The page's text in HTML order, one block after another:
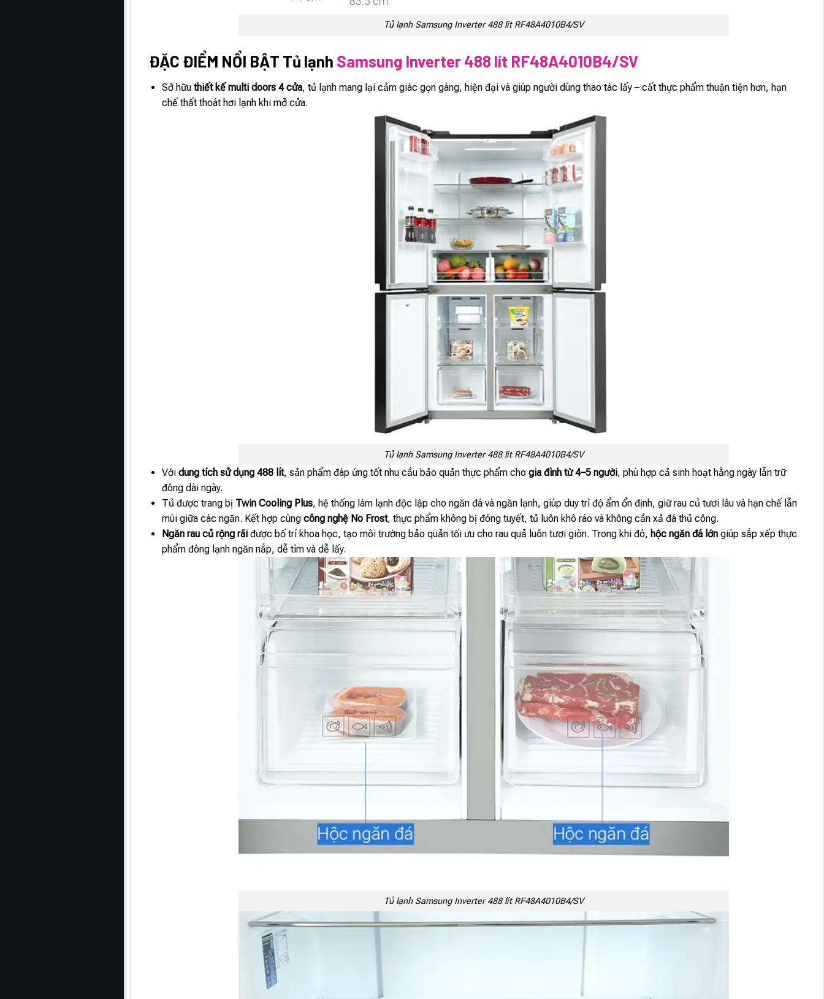
Tủ lạnh Samsung Inverter 488 lít RF48A4010B4/SV
ĐẶC ĐIỂM NỔI BẬT Tủ lạnh Samsung Inverter 488 lít RF48A4010B4/SV
Sở hữuthiết kế multi doors 4 cửa, tủ lạnh mang lại cảm giác gọn gàng, hiện đại và giúp người dùng thao tác lấy – cất thực phẩm thuận tiện hơn, hạn
chế thất thoát hơi lạnh khi mở cửa.
Tủ lạnh Samsung Inverter 488 lít RF48A4010B4/SV
Vớidung tích sử dụng 488 lít, sản phẩm đáp ứng tốt nhu cầu bảo quản thực phẩm chogia đình từ 4–5 người, phù hợp cả sinh hoạt hằng ngày lẫn trữ
đông dài ngày.
Tủ được trang bị Twin Cooling Plus, hệ thống làm lạnh độc lập cho ngăn đá và ngăn lạnh, giúp duy trì độ ẩm ổn định, giữ rau củ tươi lâu và hạn chế lẫn
mùi giữa các ngăn. Kết hợp cùngcông nghệ No Frost, thực phẩm không bị đóng tuyết, tủ luôn khô ráo và không cần xả đá thủ công.
Ngăn rau củ rộng rãi được bố trí khoa học, tạo môi trường bảo quản tối ưu cho rau quả luôn tươi giòn. Trong khi đó, hộc ngăn đá lớn giúp sắp xếp thực
phẩm đông lạnh ngăn nắp, dễ tìm và dễ lấy.
Tủ lạnh Samsung Inverter 488 lít RF48A4010B4/SV